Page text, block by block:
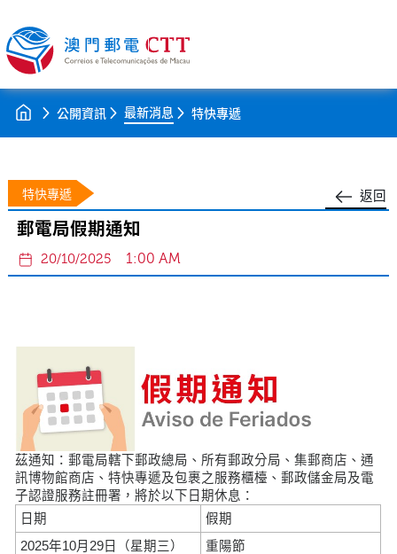
公開資訊 最新消息 特快專遞
返回
特快專遞
郵電局假期通知
20/10/2025 1:00 AM
茲通知：郵電局轄下郵政總局、所有郵政分局、集郵商店、通
訊博物館商店、特快專遞及包裹之服務櫃檯、郵政儲金局及電
子認證服務註冊署，將於以下日期休息：
日期
假期
2025年10月29日（星期三）
重陽節